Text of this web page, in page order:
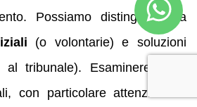
Possiamo distinguere tra
(o volontarie) e soluzioni
al tribunale). Esamineremo di
con particolare attenzione a